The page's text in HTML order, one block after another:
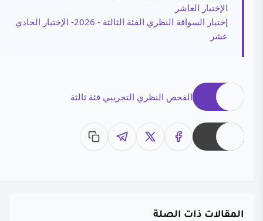
الإختبار العاشر
إختبار السواقة النظري الفئة الثالثة - 2026- الإختبار الحادي
عشر
الفحص النظري التجريبي فئة ثالثة
المقالات ذات الصلة